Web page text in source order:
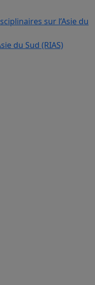
sur l’Asie du
du Sud (RIAS)